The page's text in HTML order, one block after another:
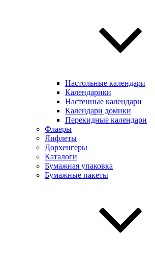
Настольные календари
Календарики
Настенные календари
Календари домики
Перекидные календари
Флаеры
Лифлеты
Дорхенгеры
Каталоги
Бумажная упаковка
Бумажные пакеты